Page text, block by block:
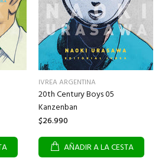
IVREA ARGENTINA
20th Century Boys 05
Kanzenban
$26.990
AÑADIR A LA CESTA